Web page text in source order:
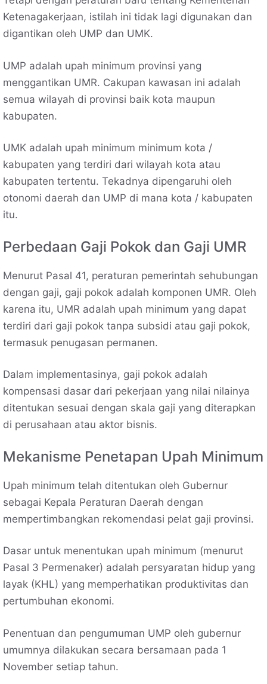
Ketenagakerjaan, istilah ini tidak lagi digunakan dan
digantikan oleh UMP dan UMK.
UMP adalah upah minimum provinsi yang
menggantikan UMR. Cakupan kawasan ini adalah
semua wilayah di provinsi baik kota maupun
kabupaten.
UMK adalah upah minimum minimum kota /
kabupaten yang terdiri dari wilayah kota atau
kabupaten tertentu. Tekadnya dipengaruhi oleh
otonomi daerah dan UMP di mana kota / kabupaten
itu.
Perbedaan Gaji Pokok dan Gaji UMR
Menurut Pasal 41, peraturan pemerintah sehubungan
dengan gaji, gaji pokok adalah komponen UMR. Oleh
karena itu, UMR adalah upah minimum yang dapat
terdiri dari gaji pokok tanpa subsidi atau gaji pokok,
termasuk penugasan permanen.
Dalam implementasinya, gaji pokok adalah
kompensasi dasar dari pekerjaan yang nilai nilainya
ditentukan sesuai dengan skala gaji yang diterapkan
di perusahaan atau aktor bisnis.
Mekanisme Penetapan Upah Minimum
Upah minimum telah ditentukan oleh Gubernur
sebagai Kepala Peraturan Daerah dengan
mempertimbangkan rekomendasi pelat gaji provinsi.
Dasar untuk menentukan upah minimum (menurut
Pasal 3 Permenaker) adalah persyaratan hidup yang
layak (KHL) yang memperhatikan produktivitas dan
pertumbuhan ekonomi.
Penentuan dan pengumuman UMP oleh gubernur
umumnya dilakukan secara bersamaan pada 1
November setiap tahun.